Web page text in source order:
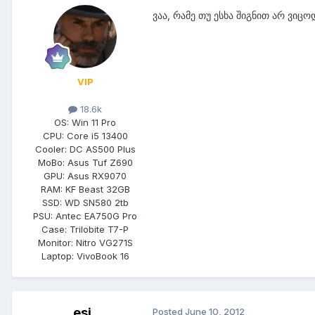
VIP
18.6k
OS: Win 11 Pro
CPU: Core i5 13400
Cooler: DC AS500 Plus
MoBo: Asus Tuf Z690
GPU: Asus RX9070
RAM: KF Beast 32GB
SSD: WD SN580 2tb
PSU: Antec EA750G Pro
Case: Trilobite T7-P
Monitor: Nitro VG271S
Laptop: VivoBook 16
ვაა, რამე თუ ესხა შიგნით არ
Posted June 10, 2012